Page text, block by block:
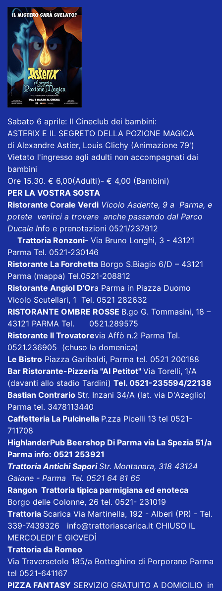
Sabato 6 aprile: Il Cineclub dei bambini:
ASTERIX E IL SEGRETO DELLA POZIONE MAGICA
di Alexandre Astier, Louis Clichy (Animazione 79')
Vietato l'ingresso agli adulti non accompagnati dai
bambini
Ore 15.30. € 6,00(Adulti)- € 4,00 (Bambini)
PER LA VOSTRA SOSTA
Ristorante Corale Verdi Vicolo Asdente, 9 a Parma, e
potete venirci a trovare anche passando dal Parco
Ducale Info e prenotazioni 0521/237912
Trattoria Ronzoni- Via Bruno Longhi, 3 - 43121
Parma Tel. 0521-230146
Ristorante La Forchetta Borgo S.Biagio 6/D – 43121
Parma (mappa) Tel.0521-208812
Ristorante Angiol D'Ora Parma in Piazza Duomo
Vicolo Scutellari, 1 Tel. 0521 282632
RISTORANTE OMBRE ROSSE B.go G. Tommasini, 18 –
43121 PARMA Tel. 0521.289575
Ristorante Il Trovatorevia Affò n.2 Parma Tel.
0521.236905 (chuso la domenica)
Le Bistro Piazza Garibaldi, Parma tel. 0521 200188
Bar Ristorante-Pizzeria "Al Petitot" Via Torelli, 1/A
(davanti allo stadio Tardini) Tel. 0521-235594/22138
Bastian Contrario Str. Inzani 34/A (lat. via D'Azeglio)
Parma tel. 3478113440
Caffetteria La Pulcinella P.zza Picelli 13 tel 0521-
711708
HighlanderPub Beershop Di Parma via La Spezia 51/a
Parma info: 0521 253921
Trattoria Antichi SaporiStr. Montanara, 318 43124
Gaione - Parma Tel. 0521 64 81 65
Rangon Trattoria tipica parmigiana ed enoteca
Borgo delle Colonne, 26 tel. 0521- 231019
Trattoria Scarica Via Martinella, 192 - Alberi (PR) - Tel.
339-7439326 info@trattoriascarica.it CHIUSO IL
MERCOLEDI’ E GIOVEDÌ
Trattoria da Romeo
Via Traversetolo 185/a Botteghino di Porporano Parma
tel 0521-641167
PIZZA FANTASY SERVIZIO GRATUITO A DOMICILIO in